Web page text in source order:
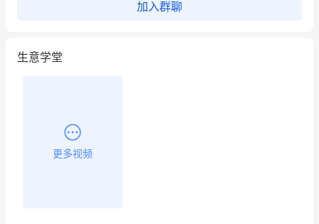
加入群聊
生意学堂
更多视频